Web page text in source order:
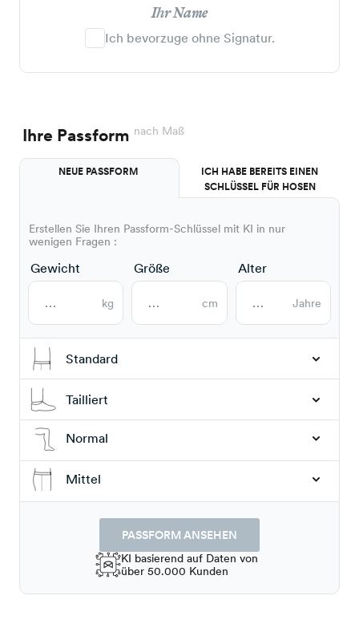
Ihr Name
Ich bevorzuge ohne Signatur.
Ihre Passform nach Maß
NEUE PASSFORM
ICH HABE BEREITS EINEN
SCHLÜSSEL FÜR HOSEN
Erstellen Sie Ihren Passform-Schlüssel mit KI in nur
wenigen Fragen :
Gewicht
kg
Größe
cm
Alter
Jahre
Standard
Tailliert
Normal
Mittel
PASSFORM ANSEHEN
KI basierend auf Daten von
über 50.000 Kunden